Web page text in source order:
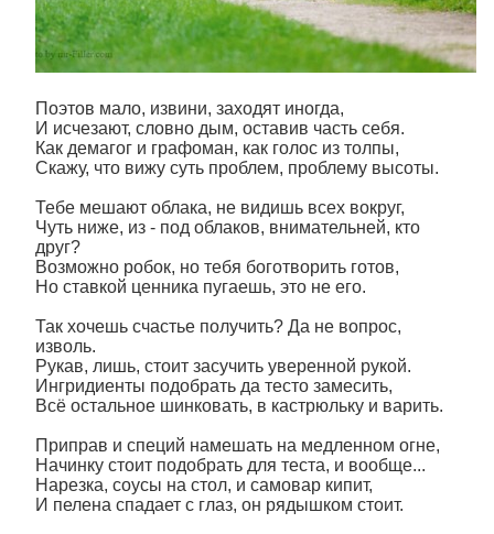
Поэтов мало, извини, заходят иногда,
И исчезают, словно дым, оставив часть себя.
Как демагог и графоман, как голос из толпы,
Скажу, что вижу суть проблем, проблему высоты.
Тебе мешают облака, не видишь всех вокруг,
Чуть ниже, из - под облаков, внимательней, кто
друг?
Возможно робок, но тебя боготворить готов,
Но ставкой ценника пугаешь, это не его.
Так хочешь счастье получить? Да не вопрос,
изволь.
Рукав, лишь, стоит засучить уверенной рукой.
Ингридиенты подобрать да тесто замесить,
Всё остальное шинковать, в кастрюльку и варить.
Приправ и специй намешать на медленном огне,
Начинку стоит подобрать для теста, и вообще...
Нарезка, соусы на стол, и самовар кипит,
И пелена спадает с глаз, он рядышком стоит.